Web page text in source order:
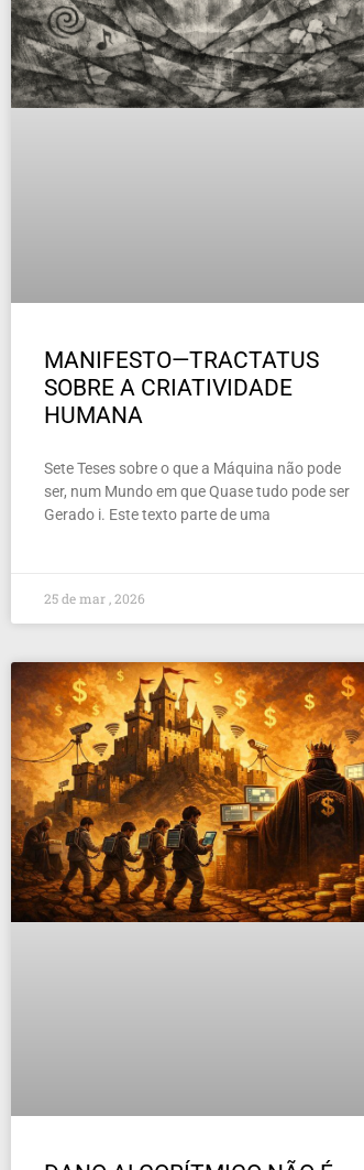
MANIFESTO—TRACTATUS
SOBRE A CRIATIVIDADE
HUMANA
Sete Teses sobre o que a Máquina não pode
ser, num Mundo em que Quase tudo pode ser
Gerado i. Este texto parte de uma
25 de mar , 2026